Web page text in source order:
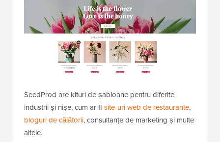
SeedProd are kituri de șabloane pentru diferite
industrii și nișe, cum ar fi site-uri web de restaurante,
bloguri de călătorii, consultanțe de marketing și multe
altele.